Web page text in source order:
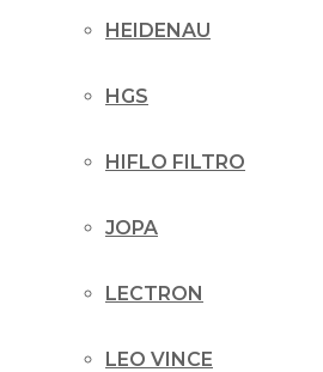
HEIDENAU
HGS
HIFLO FILTRO
JOPA
LECTRON
LEO VINCE